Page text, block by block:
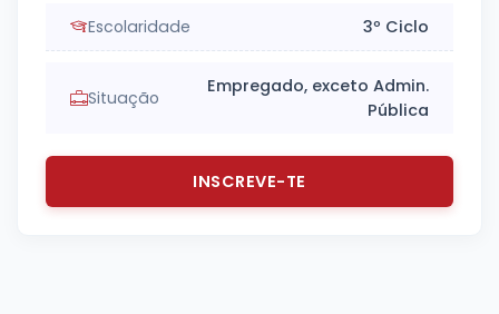
Escolaridade 3º Ciclo
Situação
Empregado, exceto Admin.
Pública
INSCREVE-TE